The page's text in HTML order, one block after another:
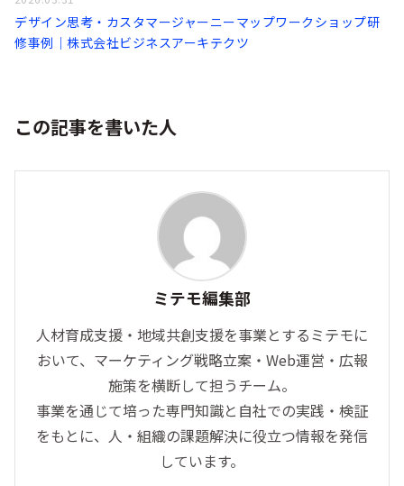
デザイン思考・カスタマージャーニーマップワークショップ研
修事例│株式会社ビジネスアーキテクツ
この記事を書いた人
ミテモ編集部
人材育成支援・地域共創支援を事業とするミテモに
おいて、マーケティング戦略立案・Web運営・広報
施策を横断して担うチーム。
事業を通じて培った専門知識と自社での実践・検証
をもとに、人・組織の課題解決に役立つ情報を発信
しています。